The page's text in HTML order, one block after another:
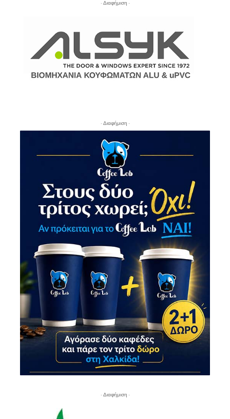
- Διαφήμιση -
- Διαφήμιση -
- Διαφήμιση -